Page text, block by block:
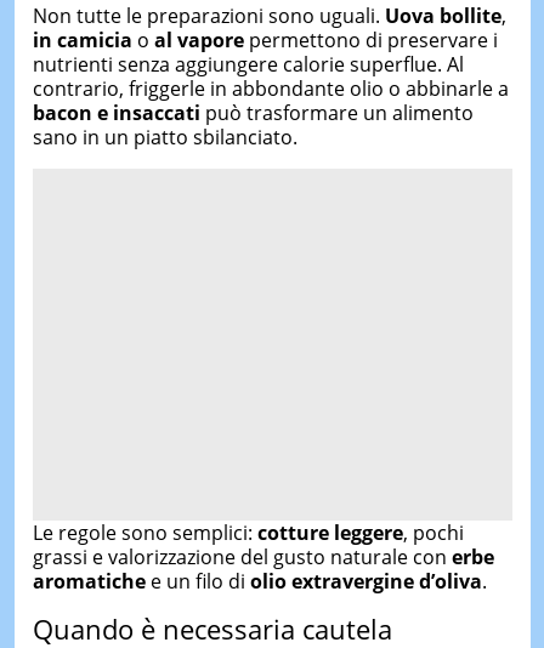
Non tutte le preparazioni sono uguali. Uova bollite,
in camicia o al vaporepermettono di preservare i
nutrienti senza aggiungere calorie superflue. Al
contrario, friggerle in abbondante olio o abbinarle a
bacon e insaccati può trasformare un alimento
sano in un piatto sbilanciato.
Le regole sono semplici: cotture leggere, pochi
grassi e valorizzazione del gusto naturale con erbe
aromatichee un filo di olio extravergine d’oliva.
Quando è necessaria cautela